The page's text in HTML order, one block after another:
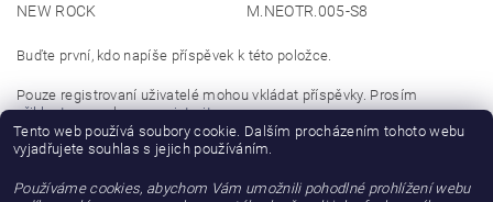
NEW ROCK
M.NEOTR.005-S8
Buďte první, kdo napíše příspěvek k této položce.
Pouze registrovaní uživatelé mohou vkládat příspěvky. Prosím
přihlaste senebo seregistrujte.
Buďte první, kdo napíše příspěvek k této položce.
Přidat hodnocení
Tento web používá soubory cookie. Dalším procházením tohoto webu
vyjadřujete souhlas s jejich používáním.
Používáme cookies, abychom Vám umožnili pohodlné prohlížení webu